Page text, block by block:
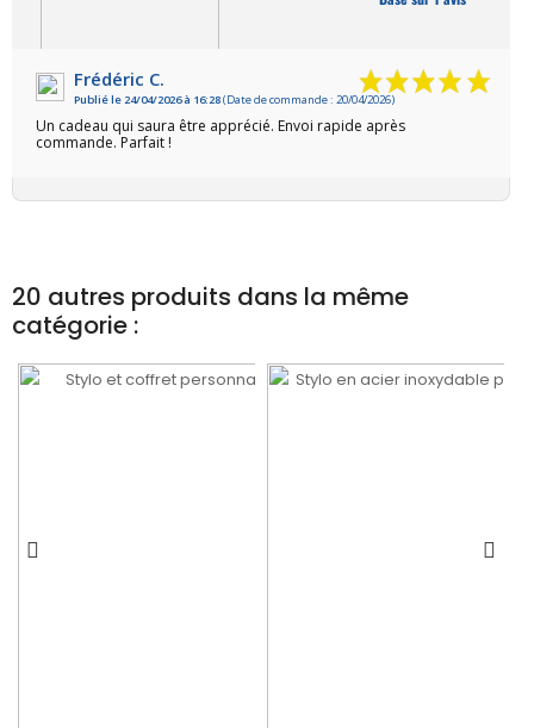
VOIR L'ATTESTATION
Frédéric C.
Publié le 24/04/2026 à 16:28(Date de commande : 20/04/2026)
Un cadeau qui saura être apprécié. Envoi rapide après
commande. Parfait !
20 autres produits dans la même
catégorie :